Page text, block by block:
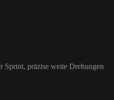
Sprint, präzise weite Drehungen